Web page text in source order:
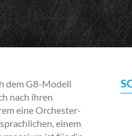
dem G8-Modell
nach ihren
eine Orchester-
einem